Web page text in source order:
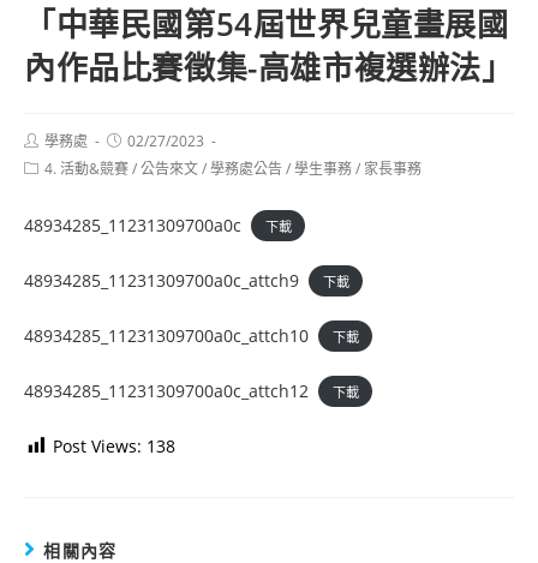
「中華民國第54屆世界兒童畫展國
內作品比賽徵集-高雄市複選辦法」
Post
author:
學務處
Post
published:
02/27/2023
Post4. 活動&競賽/公告來文/學務處公告/學生事務/ 家長事務
48934285_11231309700a0c 下載
48934285_11231309700a0c_attch9 下載
48934285_11231309700a0c_attch10 下載
48934285_11231309700a0c_attch12 下載
Post Views: 138
相關內容